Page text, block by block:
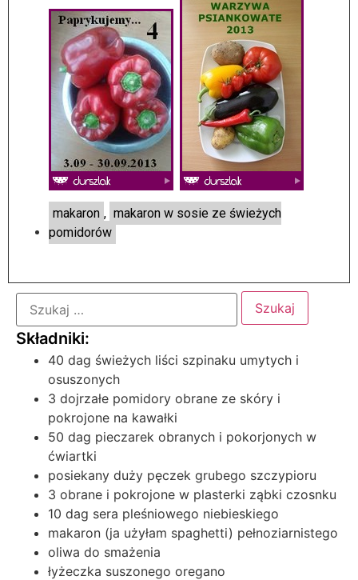
makaron , makaron w sosie ze świeżych
pomidorów
40 dag świeżych liści szpinaku umytych i
osuszonych
3 dojrzałe pomidory obrane ze skóry i
pokrojone na kawałki
50 dag pieczarek obranych i pokorjonych w
ćwiartki
posiekany duży pęczek grubego szczypioru
3 obrane i pokrojone w plasterki ząbki czosnku
10 dag sera pleśniowego niebieskiego
makaron (ja użyłam spaghetti) pełnoziarnistego
oliwa do smażenia
łyżeczka suszonego oregano